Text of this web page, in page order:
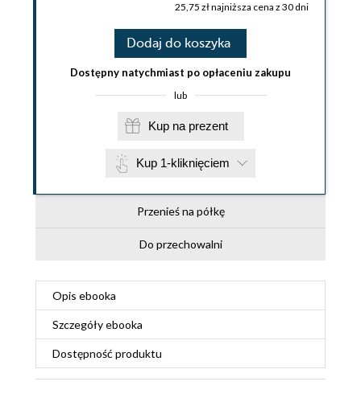
25,75 zł najniższa cena z 30 dni
Dodaj do koszyka
Dostępny natychmiast po opłaceniu zakupu
lub
Kup na prezent
Kup 1-kliknięciem
Przenieś na półkę
Do przechowalni
Opis ebooka
Szczegółyebooka
Dostępność produktu